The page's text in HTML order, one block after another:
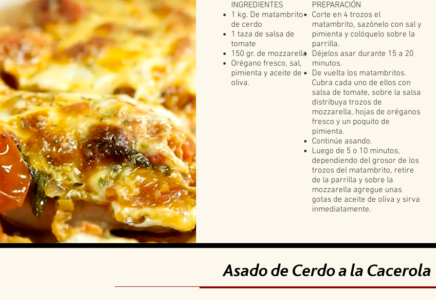
INGREDIENTES
1 kg. De matambrito
de cerdo
1 taza de salsa de
tomate
150 gr. de mozzarella
Orégano fresco, sal,
pimienta y aceite de
oliva.
PREPARACIÓN
Corte en 4 trozos el
matambrito, sazónelo con sal y
pimienta y colóquelo sobre la
parrilla.
Déjelos asar durante 15 a 20
minutos.
De vuelta los matambritos.
Cubra cada uno de ellos con
salsa de tomate, sobre la salsa
distribuya trozos de
mozzarella, hojas de oréganos
fresco y un poquito de
pimienta.
Continúe asando.
Luego de 5 o 10 minutos,
dependiendo del grosor de los
trozos del matambrito, retire
de la parrilla y sobre la
mozzarella agregue unas
gotas de aceite de oliva y sirva
inmediatamente.
Asado de Cerdo a la Cacerola